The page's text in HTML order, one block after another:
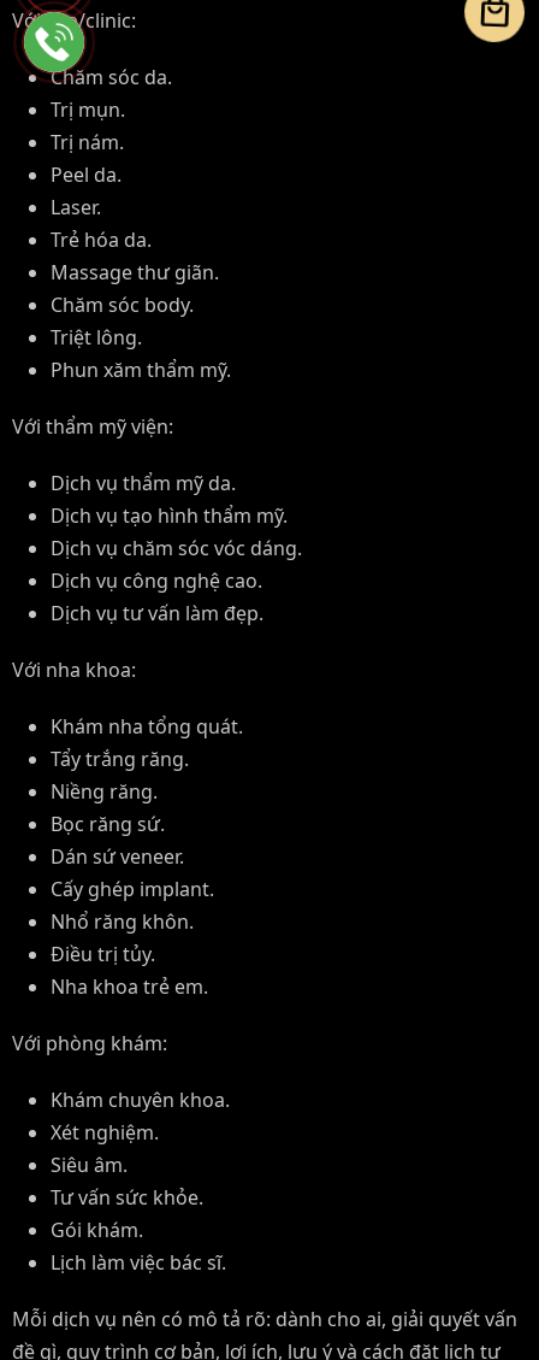
Với spa/clinic:
Chăm sóc da.
Trị mụn.
Trị nám.
Peel da.
Laser.
Trẻ hóa da.
Massage thư giãn.
Chăm sóc body.
Triệt lông.
Phun xăm thẩm mỹ.
Với thẩm mỹ viện:
Dịch vụ thẩm mỹ da.
Dịch vụ tạo hình thẩm mỹ.
Dịch vụ chăm sóc vóc dáng.
Dịch vụ công nghệ cao.
Dịch vụ tư vấn làm đẹp.
Với nha khoa:
Khám nha tổng quát.
Tẩy trắng răng.
Niềng răng.
Bọc răng sứ.
Dán sứ veneer.
Cấy ghép implant.
Nhổ răng khôn.
Điều trị tủy.
Nha khoa trẻ em.
Với phòng khám:
Khám chuyên khoa.
Xét nghiệm.
Siêu âm.
Tư vấn sức khỏe.
Gói khám.
Lịch làm việc bác sĩ.
Mỗi dịch vụ nên có mô tả rõ: dành cho ai, giải quyết vấn
đề gì, quy trình cơ bản, lợi ích, lưu ý và cách đặt lịch tư
local_mall